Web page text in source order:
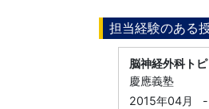
担当経験のある
脳神経外科ト
慶應義塾
2015年04月
-